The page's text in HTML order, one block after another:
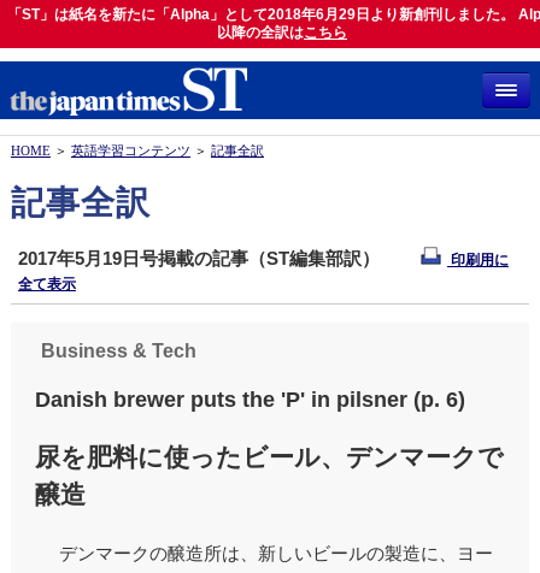
「ST」は紙名を新たに「Alpha」として2018年6月29日より新創刊しました。
以降の全訳はこちら
「ST」は紙名を新たに「Alpha」として2018年6月29日より新創刊しました。
以降の全訳はこちら
HOME＞ 英語学習コンテンツ ＞ 記事全訳
記事全訳
2017年5月19日号掲載の記事（ST編集部訳）
印刷用に
全て表示
Business & Tech
Danish brewer puts the 'P' in pilsner (p. 6)
尿を肥料に使ったビール、デンマークで
醸造
デンマークの醸造所は、新しいビールの製造に、ヨー